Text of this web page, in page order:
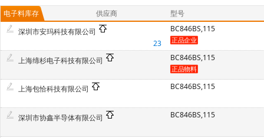
电子料库存 供应商
型号
深圳市安玛科技有限公司
23
BC846BS,115
上海缔杉电子科技有限公司 BC846BS,115
上海包恰科技有限公司 BC846BS,115
深圳市协鑫半导体有限公司 BC846BS,115